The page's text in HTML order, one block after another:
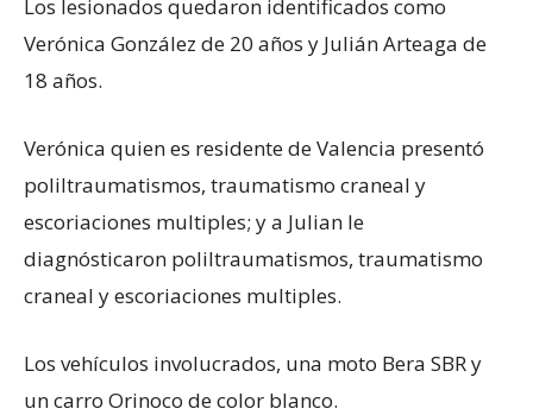
Los lesionados quedaron identificados como
Verónica González de 20 años y Julián Arteaga de
18 años.
Verónica quien es residente de Valencia presentó
poliltraumatismos, traumatismo craneal y
escoriaciones multiples; y a Julian le
diagnósticaron poliltraumatismos, traumatismo
craneal y escoriaciones multiples.
Los vehículos involucrados, una moto Bera SBR y
un carro Orinoco de color blanco.